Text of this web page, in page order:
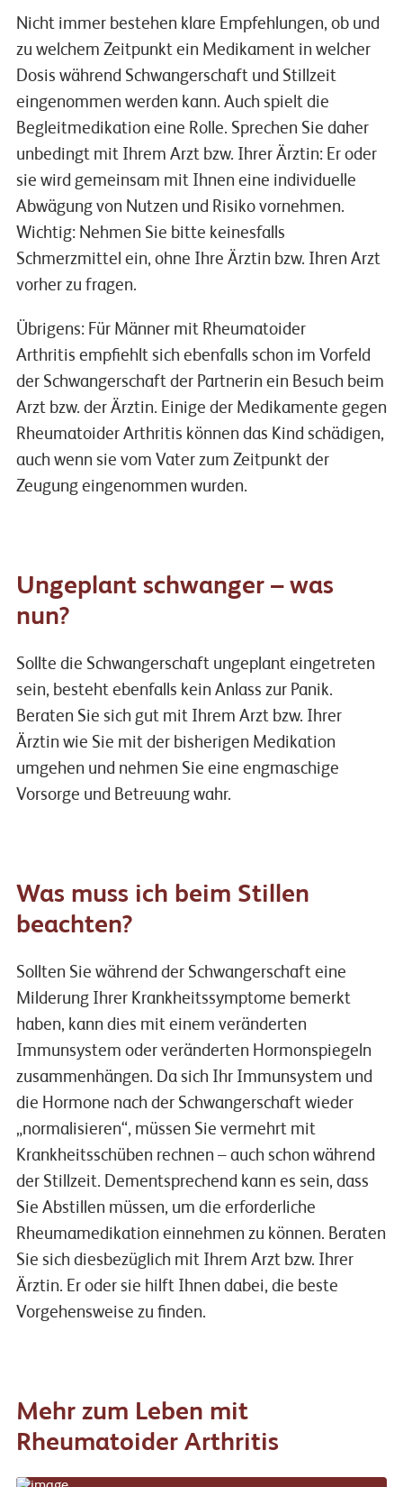
Nicht immer bestehen klare Empfehlungen, ob und
zu welchem Zeitpunkt ein Medikament in welcher
Dosis während Schwangerschaft und Stillzeit
eingenommen werden kann. Auch spielt die
Begleitmedikation eine Rolle. Sprechen Sie daher
unbedingt mit Ihrem Arzt bzw. Ihrer Ärztin: Er oder
sie wird gemeinsam mit Ihnen eine individuelle
Abwägung von Nutzen und Risiko vornehmen.
Wichtig: Nehmen Sie bitte keinesfalls
Schmerzmittel ein, ohne Ihre Ärztin bzw. Ihren Arzt
vorher zu fragen.
Übrigens: Für Männer mit Rheumatoider
Arthritis empfiehlt sich ebenfalls schon im Vorfeld
der Schwangerschaft der Partnerin ein Besuch beim
Arzt bzw. der Ärztin. Einige der Medikamente gegen
Rheumatoider Arthritis können das Kind schädigen,
auch wenn sie vom Vater zum Zeitpunkt der
Zeugung eingenommen wurden.
Ungeplant schwanger – was
nun?
Sollte die Schwangerschaft ungeplant eingetreten
sein, besteht ebenfalls kein Anlass zur Panik.
Beraten Sie sich gut mit Ihrem Arzt bzw. Ihrer
Ärztin wie Sie mit der bisherigen Medikation
umgehen und nehmen Sie eine engmaschige
Vorsorge und Betreuung wahr.
Was muss ich beim Stillen
beachten?
Sollten Sie während der Schwangerschaft eine
Milderung Ihrer Krankheitssymptome bemerkt
haben, kann dies mit einem veränderten
Immunsystem oder veränderten Hormonspiegeln
zusammenhängen. Da sich Ihr Immunsystem und
die Hormone nach der Schwangerschaft wieder
„normalisieren“, müssen Sie vermehrt mit
Krankheitsschüben rechnen – auch schon während
der Stillzeit. Dementsprechend kann es sein, dass
Sie Abstillen müssen, um die erforderliche
Rheumamedikation einnehmen zu können. Beraten
Sie sich diesbezüglich mit Ihrem Arzt bzw. Ihrer
Ärztin. Er oder sie hilft Ihnen dabei, die beste
Vorgehensweise zu finden.
Mehr zum Leben mit
Rheumatoider Arthritis